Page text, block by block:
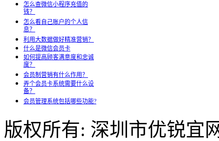
怎么查微信小程序充值的
钱？
怎么看自己账户的个人信
息？
利用大数据做好精准营销？
什么是微信会员卡
如何提高顾客满意度和忠诚
度？
会员制营销有什么作用？
弄个会员卡系统需要什么设
备？
会员管理系统包括哪些功能?
版权所有: 深圳市优锐宜